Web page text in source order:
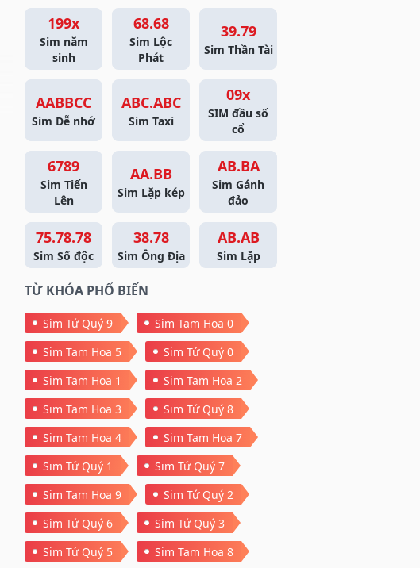
199x
Sim năm
sinh
68.68
Sim Lộc
Phát
39.79
Sim Thần Tài
AABBCC
Sim Dễ nhớ
ABC.ABC
Sim Taxi
09x
SIM đầu số
cổ
6789
Sim Tiến
Lên
AA.BB
Sim Lặp kép
AB.BA
Sim Gánh
đảo
75.78.78
Sim Số độc
38.78
Sim Ông Địa
AB.AB
Sim Lặp
TỪ KHÓA PHỔ BIẾN
Sim Tứ Quý 9
Sim Tam Hoa 0
Sim Tam Hoa 5
Sim Tứ Quý 0
Sim Tam Hoa 1
Sim Tam Hoa 2
Sim Tam Hoa 3
Sim Tứ Quý 8
Sim Tam Hoa 4
Sim Tam Hoa 7
Sim Tứ Quý 1
Sim Tứ Quý 7
Sim Tam Hoa 9
Sim Tứ Quý 2
Sim Tứ Quý 6
Sim Tứ Quý 3
Sim Tứ Quý 5
Sim Tam Hoa 8